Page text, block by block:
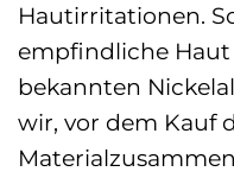
Hautirritationen.
empfindliche
bekannten
wir, vor dem Kauf